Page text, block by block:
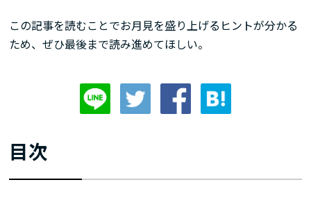
この記事を読むことでお月見を盛り上げるヒントが分かる
ため、ぜひ最後まで読み進めてほしい。
目次